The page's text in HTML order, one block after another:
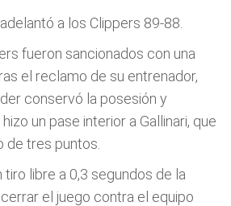
a los Clippers 89-88.
fueron sancionados con una
el reclamo de su entrenador,
conservó la posesión y
un pase interior a Gallinari, que
de tres puntos.
libre a 0,3 segundos de la
el juego contra el equipo